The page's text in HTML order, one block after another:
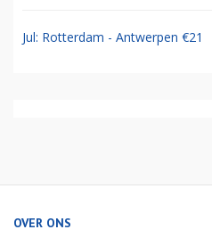
Jul: Rotterdam - Antwerpen €21
OVER ONS